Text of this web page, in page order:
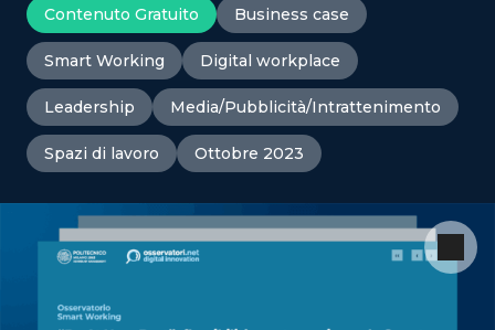
Contenuto Gratuito Business case
Smart Working Digital workplace
Leadership Media/Pubblicità/Intrattenimento
Spazi di lavoro Ottobre 2023